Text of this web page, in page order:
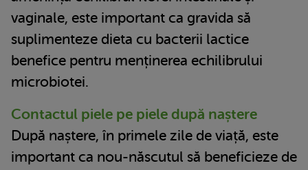
vaginale, este important ca gravida să
suplimenteze dieta cu bacterii lactice
benefice pentru menținerea echilibrului
microbiotei.
Contactul piele pe piele după naștere
După naștere, în primele zile de viață, este
important ca nou-născutul să beneficieze de